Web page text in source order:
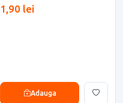
inclusa
1,90 lei
Adauga